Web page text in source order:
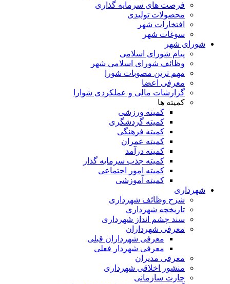
فرصت های سرمایه گذاری
محصولات تولیدی
افتخارات شهر
سوغات شهر
شورای شهر
پیام شورای اسلامی
وظائف شورای اسلامی شهر
مهم ترین مصوبات شورا
معرفی اعضا
گزارشات مالی و عملکردی شوارا
کمیته ها
کمیته ورزشی
کمیته گردشگری
کمیته فرهنگی
کمیته عمران
کمیته درآمد
کمیته جذب سرمایه گذار
کمیته امور اجتماعی
کمیته آموزشی
شهرداری
شرح وظائف شهرداری
تاریخچه شهرداری
سند چشم انداز شهرداری
معرفی شهرداران
معرفی شهرداران قبلی
معرفی شهردار فعلی
معرفی مدیران
منشور اخلاقی شهرداری
چارت سازمانی